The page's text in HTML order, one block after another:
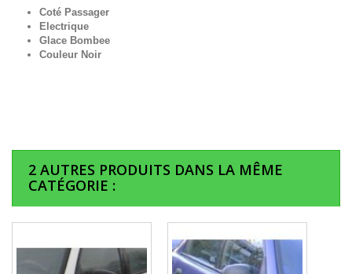
Coté Passager
Electrique
Glace Bombee
Couleur Noir
2 AUTRES PRODUITS DANS LA MÊME
CATÉGORIE :